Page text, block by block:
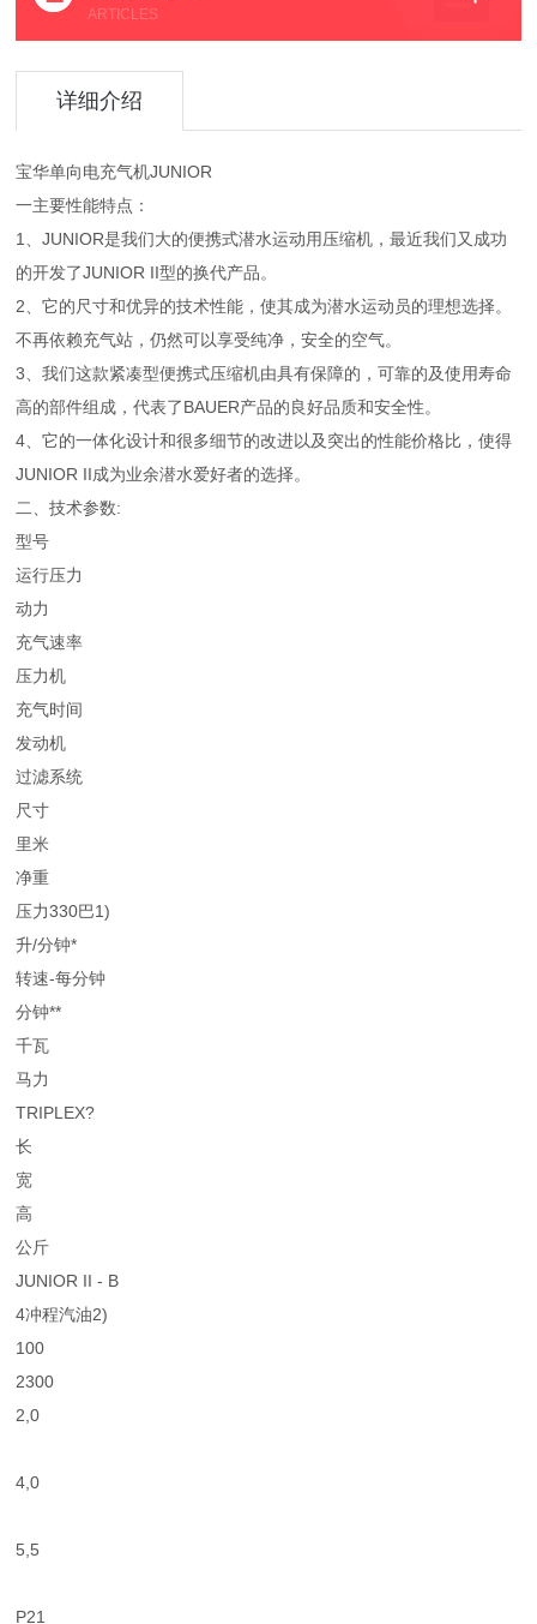
ARTICLES
详细介绍
宝华单向电充气机JUNIOR
一主要性能特点：
1、JUNIOR是我们大的便携式潜水运动用压缩机，最近我们又成功
的开发了JUNIOR II型的换代产品。
2、它的尺寸和优异的技术性能，使其成为潜水运动员的理想选择。
不再依赖充气站，仍然可以享受纯净，安全的空气。
3、我们这款紧凑型便携式压缩机由具有保障的，可靠的及使用寿命
高的部件组成，代表了BAUER产品的良好品质和安全性。
4、它的一体化设计和很多细节的改进以及突出的性能价格比，使得
JUNIOR II成为业余潜水爱好者的选择。
二、技术参数:
型号
运行压力
动力
充气速率
压力机
充气时间
发动机
过滤系统
尺寸
里米
净重
压力330巴1)
升/分钟*
转速-每分钟
分钟**
千瓦
马力
TRIPLEX?
长
宽
高
公斤
JUNIOR II - B
4冲程汽油2)
100
2300
2,0
4,0
5,5
P21